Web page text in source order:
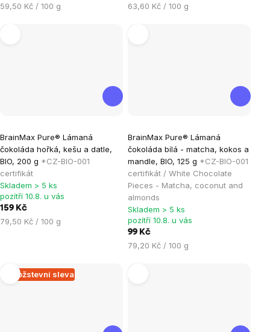
Měrná
59,50 Kč / 100 g
Měrná
63,60 Kč / 100 g
BrainMax Pure® Lámaná
čokoláda hořká, kešu a datle,
BIO, 200 g *CZ-BIO-001
certifikát
Skladem > 5 ks
pozítří 10.8. u vás
159 Kč
Měrná
79,50 Kč / 100 g
BrainMax Pure® Lámaná
čokoláda bílá - matcha, kokos a
mandle, BIO, 125 g *CZ-BIO-001
certifikát / White Chocolate
Pieces - Matcha, coconut and
almonds
hodnocení
produktu
je
5,0
z
5
hvězdiček.
Skladem > 5 ks
pozítří 10.8. u vás
99 Kč
Měrná
79,20 Kč / 100 g
Množstevní sleva